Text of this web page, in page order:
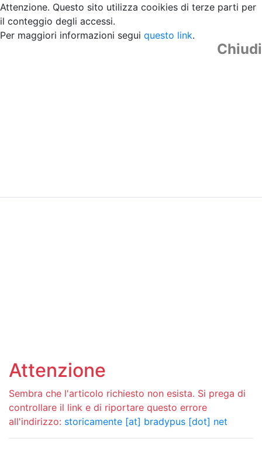
Attenzione. Questo sito utilizza cooikies di terze parti per
il conteggio degli accessi.
Per maggiori informazioni segui questo link.
Chiudi
Attenzione
Sembra che l'articolo richiesto non esista. Si prega di
controllare il link e di riportare questo errore
all'indirizzo: storicamente [at] bradypus [dot] net